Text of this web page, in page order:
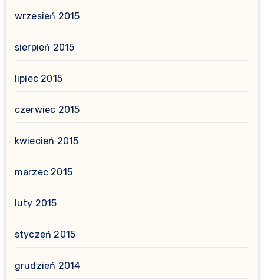
wrzesień 2015
sierpień 2015
lipiec 2015
czerwiec 2015
kwiecień 2015
marzec 2015
luty 2015
styczeń 2015
grudzień 2014